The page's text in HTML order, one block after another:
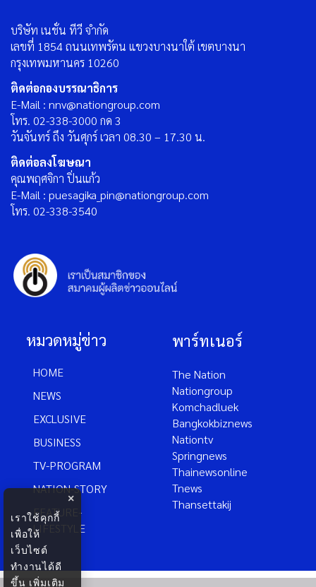
บริษัท เนชั่น ทีวี จำกัด
เลขที่ 1854 ถนนเทพรัตน แขวงบางนาใต้ เขตบางนา
กรุงเทพมหานคร 10260
ติดต่อกองบรรณาธิการ
E-Mail : nnv@nationgroup.com
โทร. 02-338-3000 กด 3
วันจันทร์ ถึง วันศุกร์ เวลา 08.30 – 17.30 น.
ติดต่อลงโฆษณา
คุณพฤศจิกา ปิ่นแก้ว
E-Mail : puesagika_pin@nationgroup.com
โทร. 02-338-3540
หมวดหมู่ข่าว
HOME
NEWS
EXCLUSIVE
BUSINESS
TV-PROGRAM
NATION-STORY
FEATURE-
LIFESTYLE
พาร์ทเนอร์
The Nation
Nationgroup
Komchadluek
Bangkokbiznews
Nationtv
Springnews
Thainewsonline
Tnews
Thansettakij
×
เราใช้คุกกี้
เพื่อให้
เว็บไซต์
ทำงานได้ดี
ขึ้น เพิ่มเติม